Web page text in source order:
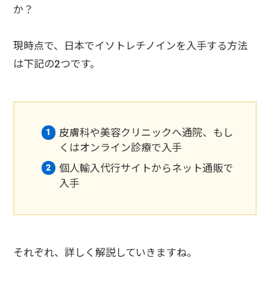
か？
現時点で、日本でイソトレチノインを入手する方法
は下記の2つです。
皮膚科や美容クリニックへ通院、もし
くはオンライン診療で入手
個人輸入代行サイトからネット通販で
入手
それぞれ、詳しく解説していきますね。